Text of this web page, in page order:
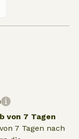
von 7 Tagen
7 Tagen nach